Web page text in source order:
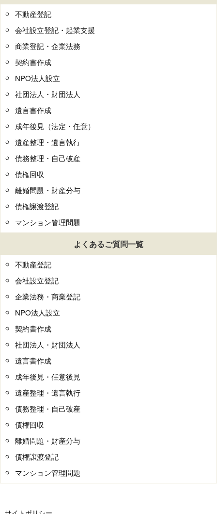
不動産登記
会社設立登記・起業支援
商業登記・企業法務
契約書作成
NPO法人設立
社団法人・財団法人
遺言書作成
成年後見（法定・任意）
遺産整理・遺言執行
債務整理・自己破産
債権回収
離婚問題・財産分与
債権譲渡登記
マンション管理問題
よくあるご質問一覧
不動産登記
会社設立登記
企業法務・商業登記
NPO法人設立
契約書作成
社団法人・財団法人
遺言書作成
成年後見・任意後見
遺産整理・遺言執行
債務整理・自己破産
債権回収
離婚問題・財産分与
債権譲渡登記
マンション管理問題